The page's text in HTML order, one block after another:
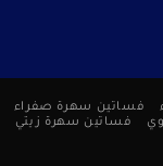
فساتين سهرة صفراء
فساتين سهرة زيتي